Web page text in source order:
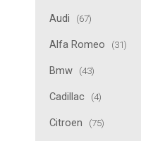
Audi (67)
Alfa Romeo (31)
Bmw (43)
Cadillac (4)
Citroen (75)